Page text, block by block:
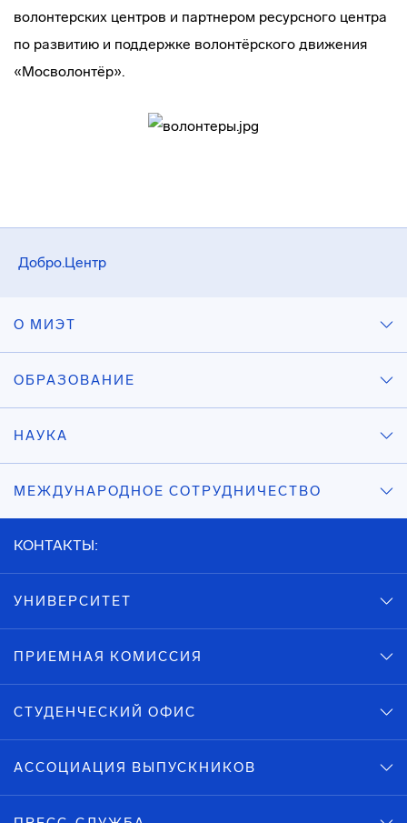
Добро.Центр
волонтерских центров и партнером ресурсного центра
по развитию и поддержке волонтёрского движения
«Мосволонтёр».
О МИЭТ
ОБРАЗОВАНИЕ
НАУКА
МЕЖДУНАРОДНОЕ СОТРУДНИЧЕСТВО
КОНТАКТЫ:
УНИВЕРСИТЕТ
ПРИЕМНАЯ КОМИССИЯ
СТУДЕНЧЕСКИЙ ОФИС
АССОЦИАЦИЯ ВЫПУСКНИКОВ